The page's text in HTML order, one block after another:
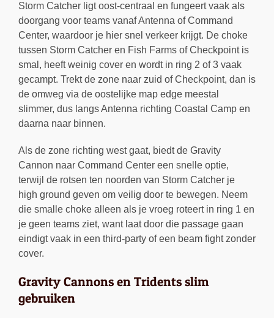
Storm Catcher ligt oost-centraal en fungeert vaak als
doorgang voor teams vanaf Antenna of Command
Center, waardoor je hier snel verkeer krijgt. De choke
tussen Storm Catcher en Fish Farms of Checkpoint is
smal, heeft weinig cover en wordt in ring 2 of 3 vaak
gecampt. Trekt de zone naar zuid of Checkpoint, dan is
de omweg via de oostelijke map edge meestal
slimmer, dus langs Antenna richting Coastal Camp en
daarna naar binnen.
Als de zone richting west gaat, biedt de Gravity
Cannon naar Command Center een snelle optie,
terwijl de rotsen ten noorden van Storm Catcher je
high ground geven om veilig door te bewegen. Neem
die smalle choke alleen als je vroeg roteert in ring 1 en
je geen teams ziet, want laat door die passage gaan
eindigt vaak in een third-party of een beam fight zonder
cover.
Gravity Cannons en Tridents slim
gebruiken